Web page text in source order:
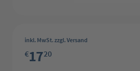
inkl. MwSt. zzgl. Versand
€1720